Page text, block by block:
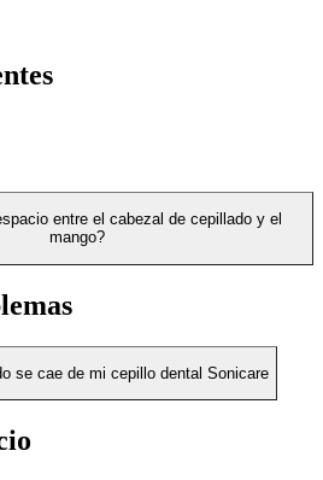
entre el cabezal de cepillado y el
mango?
se cae de mi cepillo dental Sonicare